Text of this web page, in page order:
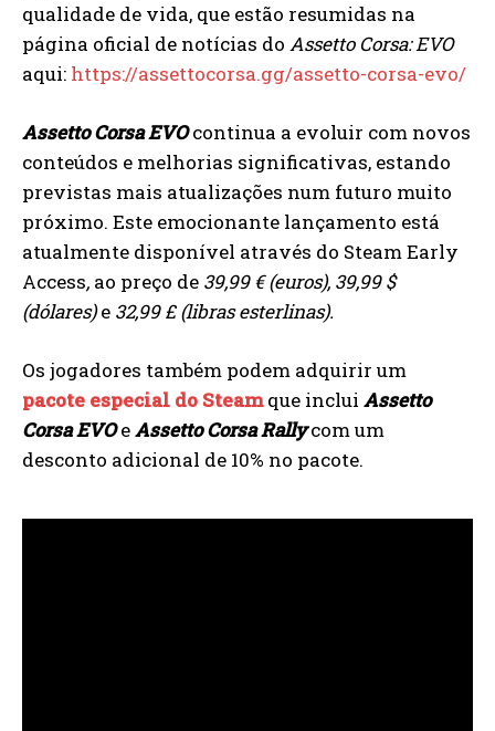
qualidade de vida, que estão resumidas na
página oficial de notícias do Assetto Corsa: EVO
aqui: https://assettocorsa.gg/assetto-corsa-evo/
Assetto Corsa EVOcontinua a evoluir com novos
conteúdos e melhorias significativas, estando
previstas mais atualizações num futuro muito
próximo. Este emocionante lançamento está
atualmente disponível através do Steam Early
Access, ao preço de 39,99 € (euros), 39,99 $
(dólares)e 32,99 £ (libras esterlinas).
Os jogadores também podem adquirir um
pacote especial do Steamque inclui Assetto
Corsa EVOeAssetto Corsa Rallycom um
desconto adicional de 10% no pacote.